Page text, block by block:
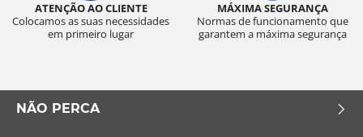
ATENÇÃO AO CLIENTE
Colocamos as suas necessidades
em primeiro lugar
MÁXIMA SEGURANÇA
Normas de funcionamento que
garantem a máxima segurança
NÃO PERCA